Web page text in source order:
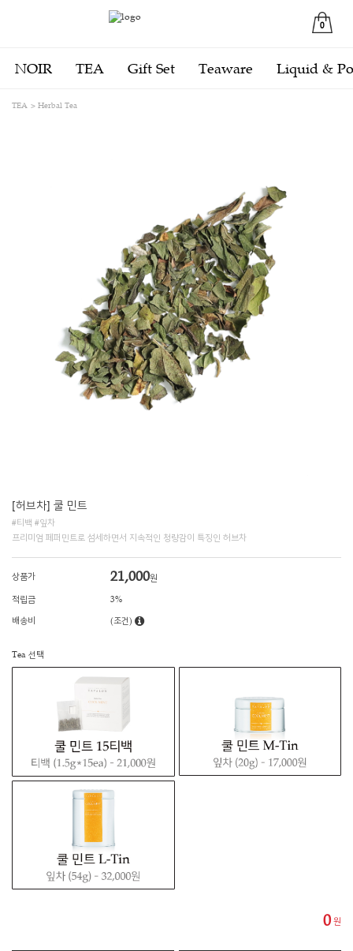
0
NOIR TEA Gift Set Teaware Liquid &
TEA Herbal Tea
[허브차] 쿨 민트
#티백 #잎차
프리미엄 페퍼민트로 섬세하면서 지속적인 청량감이 특징인 허브차
상품가 21,000원
적립금 3%
배송비 (조건)
Tea 선택
0 원